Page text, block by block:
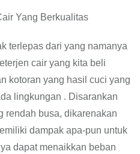
Yang Berkualitas
terlepas dari yang namanya
cair yang kita beli
kotoran yang hasil cuci yang
lingkungan . Disarankan
rendah busa, dikarenakan
dampak apa-pun untuk
dapat menaikkan beban